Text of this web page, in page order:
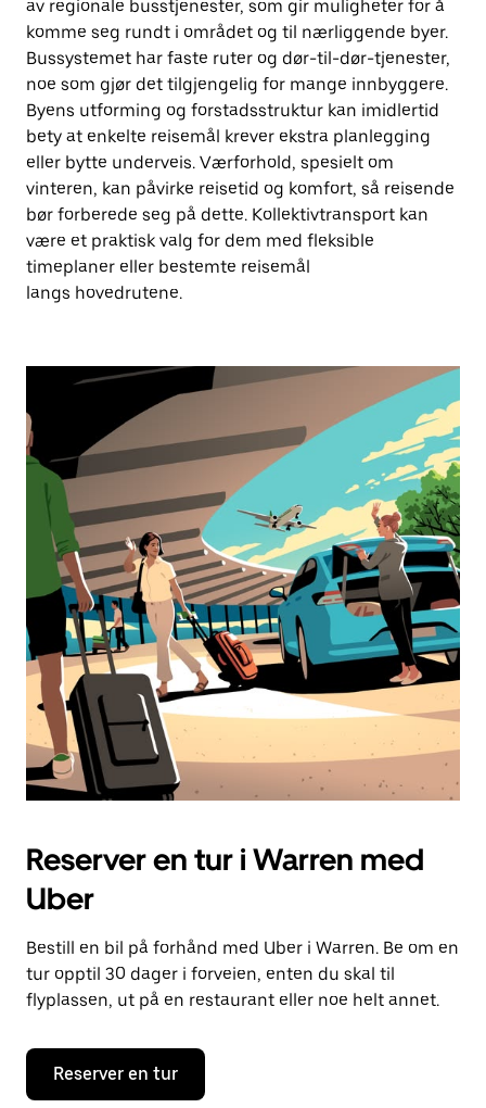
av regionale busstjenester, som gir muligheter for å
komme seg rundt i området og til nærliggende byer.
Bussystemet har faste ruter og dør-til-dør-tjenester,
noe som gjør det tilgjengelig for mange innbyggere.
Byens utforming og forstadsstruktur kan imidlertid
bety at enkelte reisemål krever ekstra planlegging
eller bytte underveis. Værforhold, spesielt om
vinteren, kan påvirke reisetid og komfort, så reisende
bør forberede seg på dette. Kollektivtransport kan
være et praktisk valg for dem med fleksible
timeplaner eller bestemte reisemål
langs hovedrutene.
Reserver en tur i Warren med
Uber
Bestill en bil på forhånd med Uber i Warren. Be om en
tur opptil 30 dager i forveien, enten du skal til
flyplassen, ut på en restaurant eller noe helt annet.
Reserver en tur